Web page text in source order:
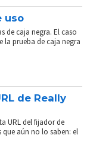
uso
de caja negra. El caso
la prueba de caja negra
de Really
URL del fijador de
aún no lo saben: el